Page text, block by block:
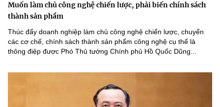
Muốn làm chủ công nghệ chiến lược, phải biến chính sách
thành sản phẩm
Thúc đẩy doanh nghiệp làm chủ công nghệ chiến lược, chuyển
các cơ chế, chính sách thành sản phẩm công nghệ cụ thể là
thông điệp được Phó Thủ tướng Chính phủ Hồ Quốc Dũng...